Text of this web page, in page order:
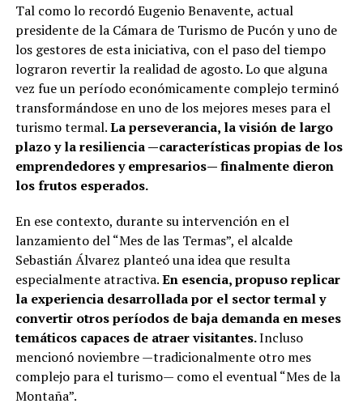
Tal como lo recordó Eugenio Benavente, actual
presidente de la Cámara de Turismo de Pucón y uno de
los gestores de esta iniciativa, con el paso del tiempo
lograron revertir la realidad de agosto. Lo que alguna
vez fue un período económicamente complejo terminó
transformándose en uno de los mejores meses para el
turismo termal.La perseverancia, la visión de largo
plazo y la resiliencia —características propias de los
emprendedores y empresarios— finalmente dieron
los frutos esperados.
En ese contexto, durante su intervención en el
lanzamiento del “Mes de las Termas”, el alcalde
Sebastián Álvarez planteó una idea que resulta
especialmente atractiva.En esencia, propuso replicar
la experiencia desarrollada por el sector termal y
convertir otros períodos de baja demanda en meses
temáticos capaces de atraer visitantes.Incluso
mencionó noviembre —tradicionalmente otro mes
complejo para el turismo— como el eventual “Mes de la
Montaña”.